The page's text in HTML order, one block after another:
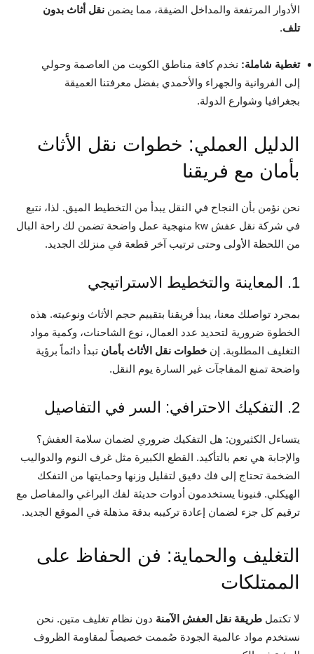
الأدوار المرتفعة والمداخل الضيقة، مما يضمن نقل أثاث بدون
تلف.
تغطية شاملة: نخدم كافة مناطق الكويت من العاصمة وحولي
إلى الفروانية والجهراء والأحمدي بفضل معرفتنا العميقة
بجغرافيا وشوارع الدولة.
الدليل العملي: خطوات نقل الأثاث
بأمان مع فريقنا
نحن نؤمن بأن النجاح في النقل يبدأ من التخطيط الميق. لذا، نتبع
في شركة نقل عفش kw منهجية عمل واضحة تضمن لك راحة البال
من اللحظة الأولى وحتى ترتيب آخر قطعة في منزلك الجديد.
1. المعاينة والتخطيط الاستراتيجي
بمجرد تواصلك معنا، يبدأ فريقنا بتقييم حجم الأثاث ونوعيته. هذه
الخطوة ضرورية لتحديد عدد العمال، نوع الشاحنات، وكمية مواد
التغليف المطلوبة. إن خطوات نقل الأثاث بأمان تبدأ دائماً برؤية
واضحة تمنع المفاجآت غير السارة يوم النقل.
2. التفكيك الاحترافي: السر في التفاصيل
يتساءل الكثيرون: هل التفكيك ضروري لضمان سلامة العفش؟
والإجابة هي نعم بالتأكيد. القطع الكبيرة مثل غرف النوم والدواليب
الضخمة تحتاج إلى فك دقيق لتقليل وزنها وحمايتها من التفكك
الهيكلي. فنيونا يستخدمون أدوات حديثة لفك البراغي والمفاصل مع
ترقيم كل جزء لضمان إعادة تركيبه بدقة مذهلة في الموقع الجديد.
التغليف والحماية: فن الحفاظ على
الممتلكات
لا تكتمل طريقة نقل العفش الآمنة دون نظام تغليف متين. نحن
نستخدم مواد عالمية الجودة صُممت خصيصاً لمقاومة الظروف